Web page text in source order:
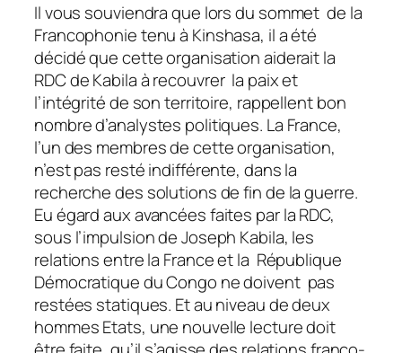
Il vous souviendra que lors du sommet de la
Francophonie tenu à Kinshasa, il a été
décidé que cette organisation aiderait la
RDC de Kabila à recouvrer la paix et
l’intégrité de son territoire, rappellent bon
nombre d’analystes politiques. La France,
l’un des membres de cette organisation,
n’est pas resté indifférente, dans la
recherche des solutions de fin de la guerre.
Eu égard aux avancées faites par la RDC,
sous l’impulsion de Joseph Kabila, les
relations entre la France et la République
Démocratique du Congo ne doivent pas
restées statiques. Et au niveau de deux
hommes Etats, une nouvelle lecture doit